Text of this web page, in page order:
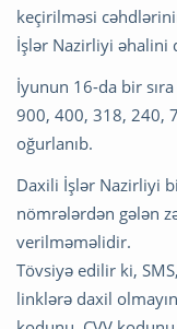
keçirilməsi
İşlər Nazirliyi əhalini
İyunun 16-da bir
900, 400, 318, 240,
oğurlanıb.
Daxili İşlər Nazirliyi
nömrələrdən gələn
verilməməlidir.
Tövsiyə edilir ki,
linklərə daxil